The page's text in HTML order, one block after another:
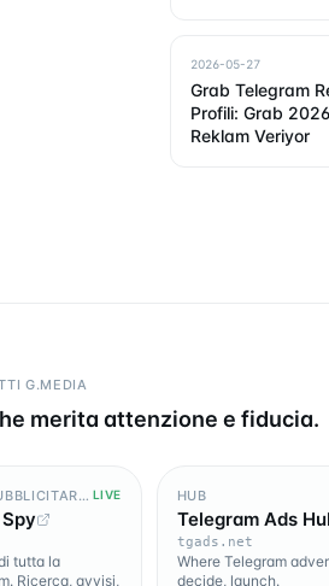
2026-05-27
Grab Telegram
Profili: Grab
Reklam Veriyor
G.MEDIA
merita attenzione e fiducia.
INTELLIGENCE PUBBLICITARIA LIVE
tutta la
Ricerca, avvisi,
HUB
Telegram Ads
tgads.net
Where Telegram
decide, launch.